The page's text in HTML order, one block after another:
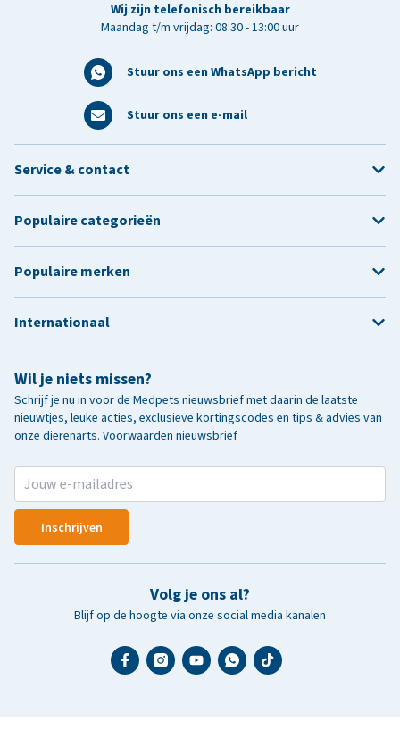
Wij zijn telefonisch bereikbaar
Maandag t/m vrijdag: 08:30 - 13:00 uur
Stuur ons een WhatsApp bericht
Stuur ons een e-mail
Wil je niets missen?
Schrijf je nu in voor de Medpets nieuwsbrief met daarin de laatste
nieuwtjes, leuke acties, exclusieve kortingscodes en tips & advies van
onze dierenarts. Voorwaarden nieuwsbrief
Inschrijven
Volg je ons al?
Blijf op de hoogte via onze social media kanalen
Service & contact
Populaire categorieën
Populaire merken
Internationaal